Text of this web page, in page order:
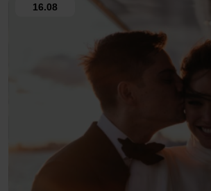
16.08